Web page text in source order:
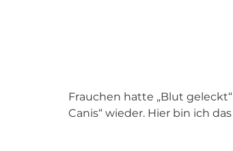
Frauchen hatte „Blut
Canis“ wieder. Hier bin ich